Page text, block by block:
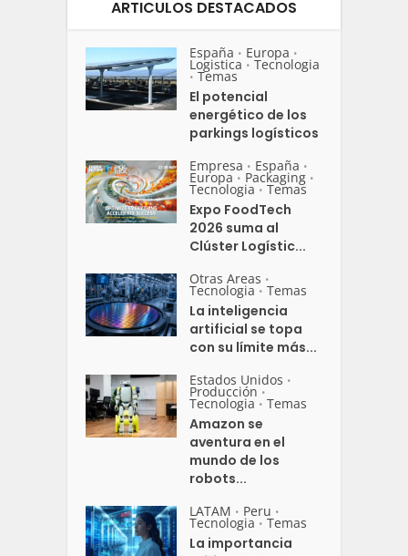
ARTICULOS DESTACADOS
España • Europa •
Logistica • Tecnologia
• Temas
El potencial
energético de los
parkings logísticos
Empresa • España •
Europa • Packaging •
Tecnologia • Temas
Expo FoodTech
2026 suma al
Clúster Logístic...
Otras Areas •
Tecnologia • Temas
La inteligencia
artificial se topa
con su límite más...
Estados Unidos •
Producción •
Tecnologia • Temas
Amazon se
aventura en el
mundo de los
robots...
LATAM • Peru •
Tecnologia • Temas
La importancia